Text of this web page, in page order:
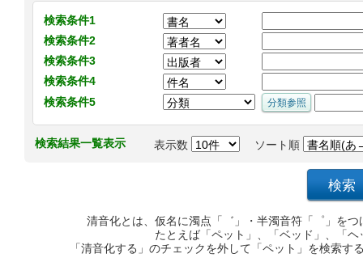
検索条件1
検索条件2
検索条件3
検索条件4
検索条件5
検索結果一覧表示 表示数 ソート順
清音化とは、仮名に濁点「゛」・半濁音符「゜」を
たとえば「ペット」、「ベッド」、「
「清音化する」のチェックを外して「ペット」を検索